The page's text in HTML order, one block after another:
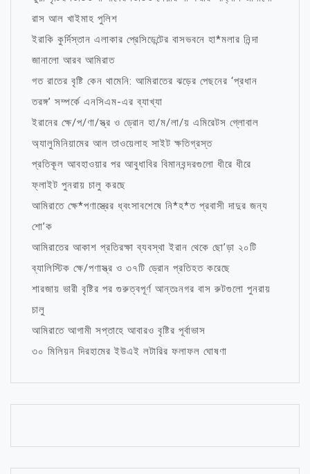
রাস আল খাইমাহ পুলিশ
ইরাকি কুর্দিস্তান এলাকার প্রেসিডেন্টের বাসভবনে হা*মলার নিন্দা
জানালো আরব আমিরাত
গত রাতের বৃষ্টি কেন থামেনি: আমিরাতের ঝড়ের পেছনের ‘প্রধান
তরঙ্গ’ সম্পর্কে এনসিএম-এর ব্যাখ্যা
ইরানের ক্ষে/প/ণা/স্ত্র ও ড্রোন হা/ম/লা/য় এমিরেটস গ্লোবাল
অ্যালুমিনিয়ামের আল তাওয়েলাহ সাইট ক্ষতিগ্রস্ত
প্রতিকূল আবহাওয়ার পর আবুধাবির বিমানবন্দরগুলো ধীরে ধীরে
ফ্লাইট পুনরায় চালু করছে
আমিরাতে ক্ষে*পণাস্ত্রের ধ্বংসাবশেষে নি*হ*ত প্রবাসী দাদুর জন্য
শো’ক
আমিরাতের আকাশ প্রতিরক্ষা ব্যবস্থা ইরান থেকে ছো’ড়া ২০টি
ব্যালিস্টিক ক্ষে/পণাস্ত্র ও ৩৭টি ড্রোন প্রতিহত করেছে
শারজায় ভারী বৃষ্টির পর গুরুত্বপূর্ণ আন্তঃনগর বাস রুটগুলো পুনরায়
চালু
আমিরাতে আগামী সপ্তাহে আবারও বৃষ্টির পূর্বাভাস
৩০ মিলিয়ন দিরহামের ইউএই লটারির ফলাফল ঘোষণা